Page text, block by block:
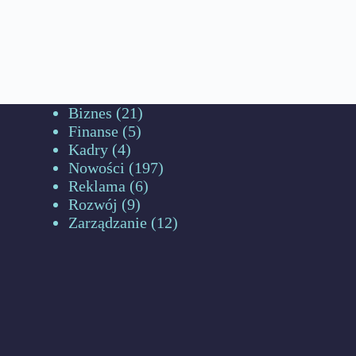
Biznes (21)
Finanse (5)
Kadry (4)
Nowości (197)
Reklama (6)
Rozwój (9)
Zarządzanie (12)